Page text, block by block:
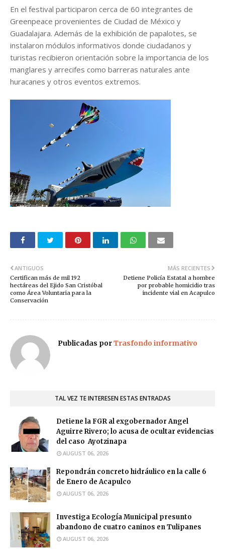
En el festival participaron cerca de 60 integrantes de
Greenpeace provenientes de Ciudad de México y
Guadalajara. Además de la exhibición de papalotes, se
instalaron módulos informativos donde ciudadanos y
turistas recibieron orientación sobre la importancia de los
manglares y arrecifes como barreras naturales ante
huracanes y otros eventos extremos.
MÁS RECIENTES
Detiene Policía Estatal a hombre
por probable homicidio tras
incidente vial en Acapulco
ANTIGUOS
Certifican más de mil 192
hectáreas del Ejido San Cristóbal
como Área Voluntaria para la
Conservación
Publicadas porTrasfondo informativo
TAL VEZ TE INTERESEN ESTAS ENTRADAS
Detiene la FGR al exgobernador Angel
Aguirre Rivero; lo acusa de ocultar evidencias
del caso Ayotzinapa
AUGUST 06, 2026
Repondrán concreto hidráulico en la calle 6
de Enero de Acapulco
AUGUST 06, 2026
Investiga Ecología Municipal presunto
abandono de cuatro caninos en Tulipanes
AUGUST 06, 2026